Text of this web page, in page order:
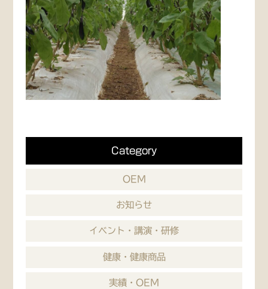
Category
OEM
お知らせ
イベント・講演・研修
健康・健康商品
実績・OEM